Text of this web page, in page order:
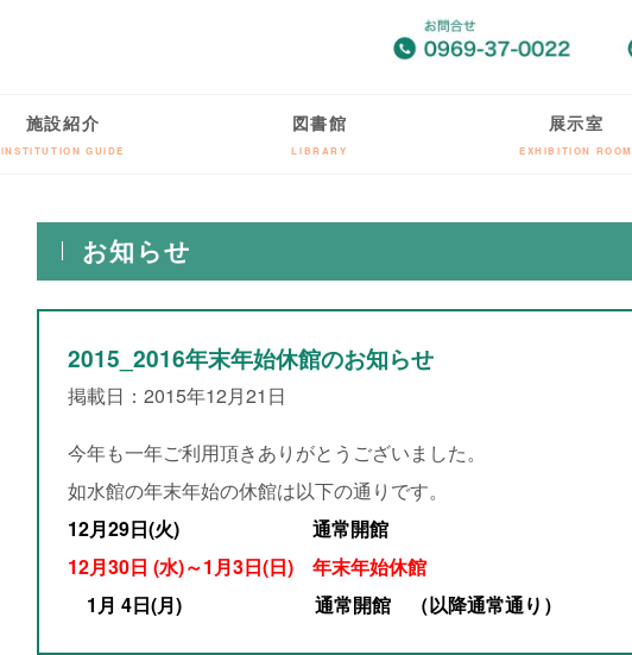
施設紹介
INSTITUTION GUIDE
図書館
LIBRARY
展示室
EXHIBITION ROOM
お知らせ
2015_2016年末年始休館のお知らせ
掲載日：2015年12月21日
今年も一年ご利用頂きありがとうございました。
如水館の年末年始の休館は以下の通りです。
12月29日(火) 通常開館
12月30日 (水)～1月3日(日) 年末年始休館
1月 4日(月) 通常開館 （以降通常通り）